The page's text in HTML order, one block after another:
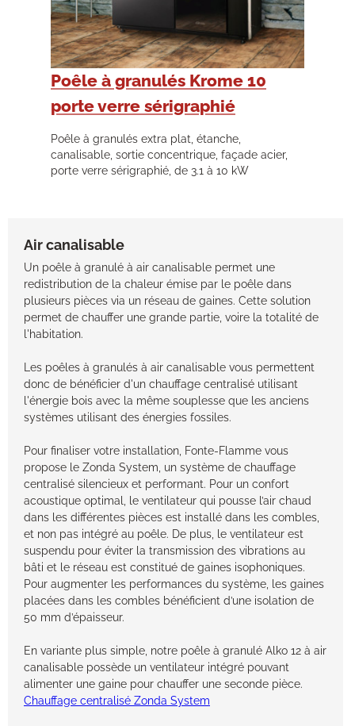
Poêle à granulés Krome 10
porte verre sérigraphié
Poêle à granulés extra plat, étanche,
canalisable, sortie concentrique, façade acier,
porte verre sérigraphié, de 3.1 à 10 kW
Air canalisable
Un poêle à granulé à air canalisable permet une
redistribution de la chaleur émise par le poêle dans
plusieurs pièces via un réseau de gaines. Cette solution
permet de chauffer une grande partie, voire la totalité de
l'habitation.
Les poêles à granulés à air canalisable vous permettent
donc de bénéficier d'un chauffage centralisé utilisant
l'énergie bois avec la même souplesse que les anciens
systèmes utilisant des énergies fossiles.
Pour finaliser votre installation, Fonte-Flamme vous
propose le Zonda System, un système de chauffage
centralisé silencieux et performant. Pour un confort
acoustique optimal, le ventilateur qui pousse l’air chaud
dans les différentes pièces est installé dans les combles,
et non pas intégré au poêle. De plus, le ventilateur est
suspendu pour éviter la transmission des vibrations au
bâti et le réseau est constitué de gaines isophoniques.
Pour augmenter les performances du système, les gaines
placées dans les combles bénéficient d’une isolation de
50 mm d’épaisseur.
En variante plus simple, notre poêle à granulé Alko 12 à air
canalisable possède un ventilateur intégré pouvant
alimenter une gaine pour chauffer une seconde pièce.
Chauffage centralisé Zonda System